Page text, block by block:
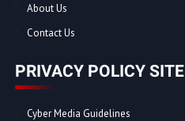
About Us
Contact Us
PRIVACY POLICY SITE
Cyber Media Guidelines